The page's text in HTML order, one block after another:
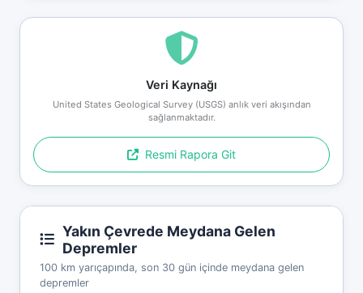
Veri Kaynağı
United States Geological Survey (USGS) anlık veri akışından
sağlanmaktadır.
Resmi Rapora Git
Yakın Çevrede Meydana Gelen
Depremler
100 km yarıçapında, son 30 gün içinde meydana gelen
depremler